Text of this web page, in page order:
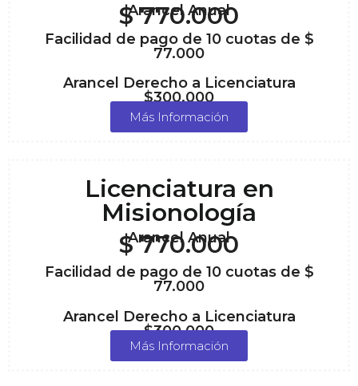
Arancel Anual
$ 770.000
Facilidad de pago de 10 cuotas de $
77.000
Arancel Derecho a Licenciatura
$300.000
Más Información
Licenciatura en
Misionología
Arancel Anual
$ 770.000
Facilidad de pago de 10 cuotas de $
77.000
Arancel Derecho a Licenciatura
$300.000
Más Información